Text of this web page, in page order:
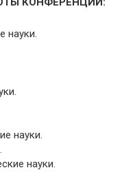
науки.
науки.
науки.